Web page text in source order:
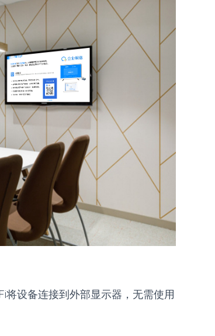
将设备连接到外部显示器，无需使用